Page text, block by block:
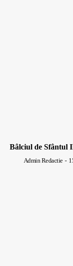
Bâlciul de Sfântul
Admin Redactie -